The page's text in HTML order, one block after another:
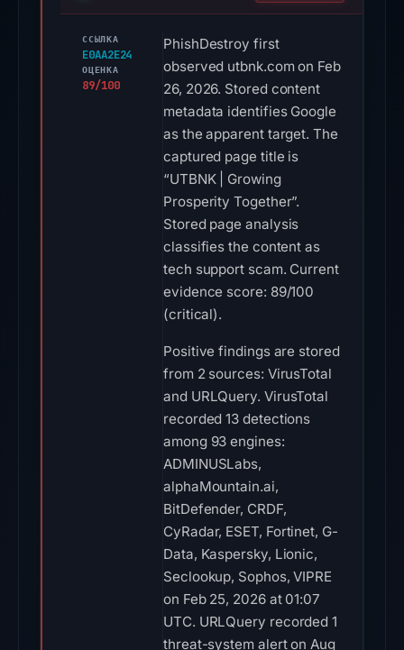
ССЫЛКА
E0AA2E24
ОЦЕНКА
89/100
PhishDestroy first
observed utbnk.com on Feb
26, 2026. Stored content
metadata identifies Google
as the apparent target. The
captured page title is
“UTBNK | Growing
Prosperity Together”.
Stored page analysis
classifies the content as
tech support scam. Current
evidence score: 89/100
(critical).
Positive findings are stored
from 2 sources: VirusTotal
and URLQuery. VirusTotal
recorded 13 detections
among 93 engines:
ADMINUSLabs,
alphaMountain.ai,
BitDefender, CRDF,
CyRadar, ESET, Fortinet, G-
Data, Kaspersky, Lionic,
Seclookup, Sophos, VIPRE
on Feb 25, 2026 at 01:07
UTC. URLQuery recorded 1
threat-system alert on Aug